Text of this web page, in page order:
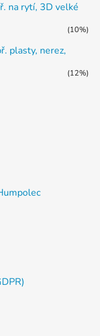
na rytí, 3D velké
(10%)
plasty, nerez,
(12%)